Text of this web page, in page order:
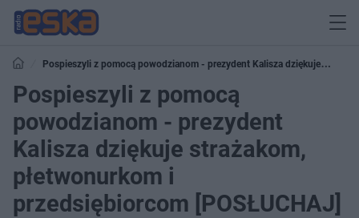
Pospieszyli z pomocą powodzianom - prezydent Kalisza dziękuje
strażakom, płetwonurkom i przedsiębiorcom [POSŁUCHAJ]
Pospieszyli z pomocą
powodzianom - prezydent
Kalisza dziękuje strażakom,
płetwonurkom i
przedsiębiorcom [POSŁUCHAJ]